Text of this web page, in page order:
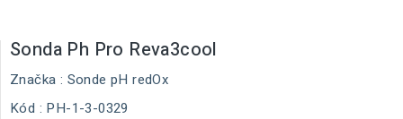
Sonda Ph Pro Reva3cool
Značka : Sonde pH redOx
Kód : PH-1-3-0329